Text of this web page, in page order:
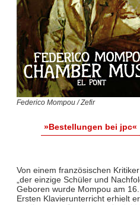
Federico Mompou / Zefir
»Bestellungen bei jpc«
Von einem französischen
„der einzige Schüler und
Geboren wurde Mompou am
Ersten Klavierunterricht erhielt